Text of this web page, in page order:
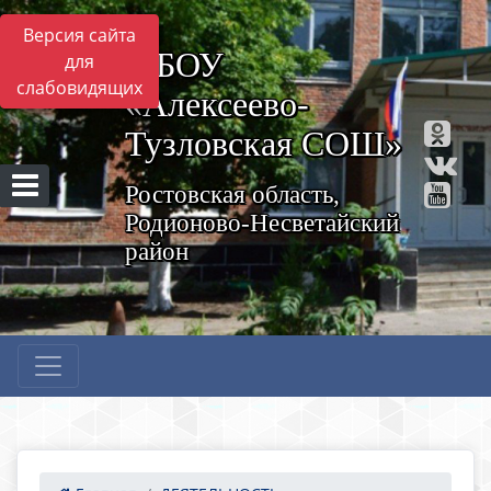
Версия сайта
для
слабовидящих
МБОУ
«Алексеево-
Тузловская СОШ»
Ростовская область,
Родионово-Несветайский
район